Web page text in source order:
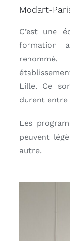
Modart-
C’est une
formation
Lille. Ce
durent entre
Les
peuvent
autre.